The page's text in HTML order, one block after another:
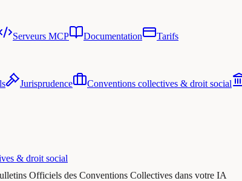
Serveurs MCP Documentation
Tarifs
Jurisprudence Conventions collectives & droit social
& droit social
Officiels des Conventions Collectives dans votre IA